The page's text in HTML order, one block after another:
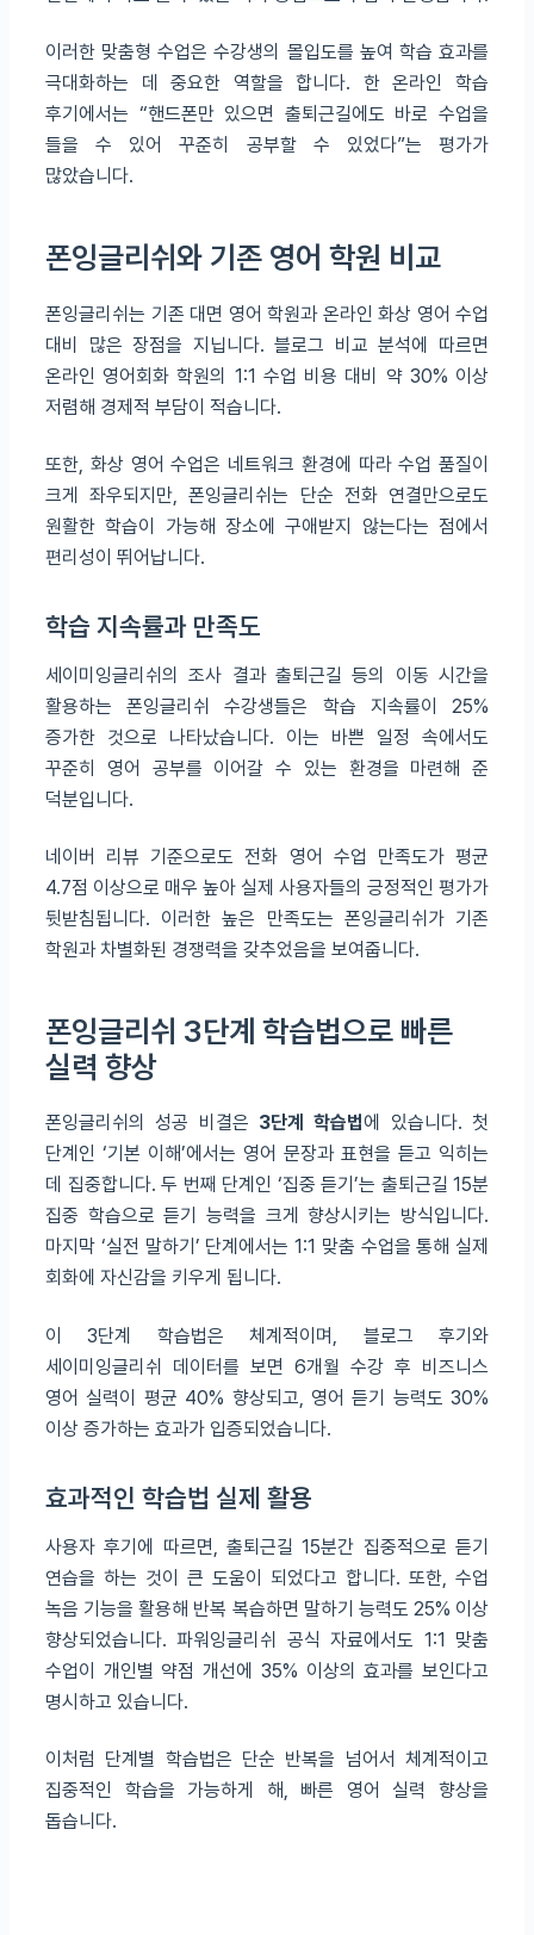
이러한 맞춤형 수업은 수강생의 몰입도를 높여 학습 효과를
극대화하는 데 중요한 역할을 합니다. 한 온라인 학습
후기에서는 “핸드폰만 있으면 출퇴근길에도 바로 수업을
들을 수 있어 꾸준히 공부할 수 있었다”는 평가가
많았습니다.
폰잉글리쉬와 기존 영어 학원 비교
폰잉글리쉬는 기존 대면 영어 학원과 온라인 화상 영어 수업
대비 많은 장점을 지닙니다. 블로그 비교 분석에 따르면
온라인 영어회화 학원의 1:1 수업 비용 대비 약 30% 이상
저렴해 경제적 부담이 적습니다.
또한, 화상 영어 수업은 네트워크 환경에 따라 수업 품질이
크게 좌우되지만, 폰잉글리쉬는 단순 전화 연결만으로도
원활한 학습이 가능해 장소에 구애받지 않는다는 점에서
편리성이 뛰어납니다.
학습 지속률과 만족도
세이미잉글리쉬의 조사 결과 출퇴근길 등의 이동 시간을
활용하는 폰잉글리쉬 수강생들은 학습 지속률이 25%
증가한 것으로 나타났습니다. 이는 바쁜 일정 속에서도
꾸준히 영어 공부를 이어갈 수 있는 환경을 마련해 준
덕분입니다.
네이버 리뷰 기준으로도 전화 영어 수업 만족도가 평균
4.7점 이상으로 매우 높아 실제 사용자들의 긍정적인 평가가
뒷받침됩니다. 이러한 높은 만족도는 폰잉글리쉬가 기존
학원과 차별화된 경쟁력을 갖추었음을 보여줍니다.
폰잉글리쉬 3단계 학습법으로 빠른
실력 향상
폰잉글리쉬의 성공 비결은 3단계 학습법에 있습니다. 첫
단계인 ‘기본 이해’에서는 영어 문장과 표현을 듣고 익히는
데 집중합니다. 두 번째 단계인 ‘집중 듣기’는 출퇴근길 15분
집중 학습으로 듣기 능력을 크게 향상시키는 방식입니다.
마지막 ‘실전 말하기’ 단계에서는 1:1 맞춤 수업을 통해 실제
회화에 자신감을 키우게 됩니다.
이 3단계 학습법은 체계적이며, 블로그 후기와
세이미잉글리쉬 데이터를 보면 6개월 수강 후 비즈니스
영어 실력이 평균 40% 향상되고, 영어 듣기 능력도 30%
이상 증가하는 효과가 입증되었습니다.
효과적인 학습법 실제 활용
사용자 후기에 따르면, 출퇴근길 15분간 집중적으로 듣기
연습을 하는 것이 큰 도움이 되었다고 합니다. 또한, 수업
녹음 기능을 활용해 반복 복습하면 말하기 능력도 25% 이상
향상되었습니다. 파워잉글리쉬 공식 자료에서도 1:1 맞춤
수업이 개인별 약점 개선에 35% 이상의 효과를 보인다고
명시하고 있습니다.
이처럼 단계별 학습법은 단순 반복을 넘어서 체계적이고
집중적인 학습을 가능하게 해, 빠른 영어 실력 향상을
돕습니다.